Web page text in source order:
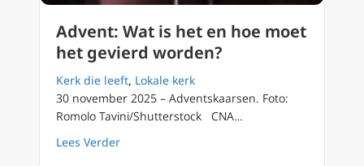
Advent: Wat is het en hoe moet
het gevierd worden?
Kerk die leeft, Lokale kerk
30 november 2025 – Adventskaarsen. Foto:
Romolo Tavini/Shutterstock CNA…
Lees Verderabout Advent: Wat is het en hoe moet het